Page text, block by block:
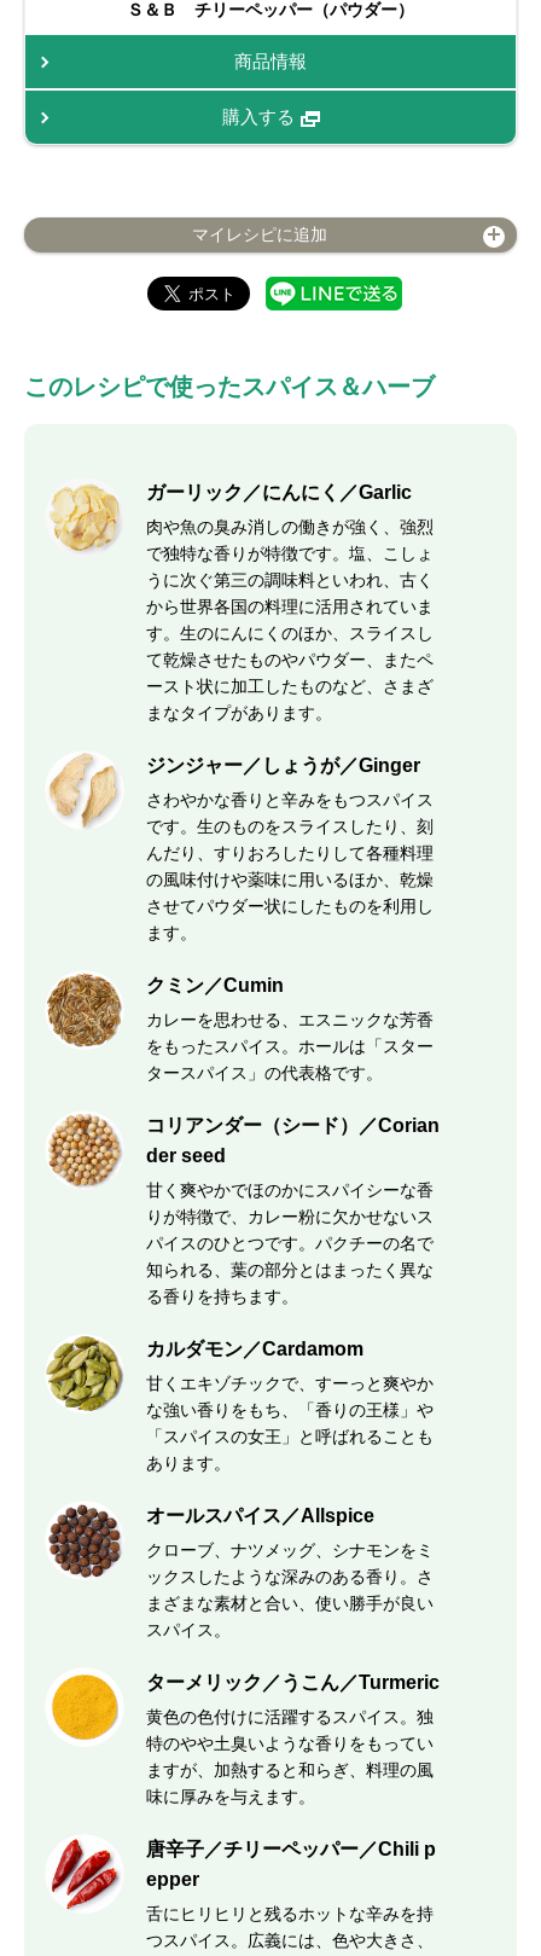
Ｓ＆Ｂ チリーペッパー（パウダー）
商品情報
購入する
マイレシピに追加
このレシピで使ったスパイス＆ハーブ
ガーリック／にんにく／Garlic
肉や魚の臭み消しの働きが強く、強烈
で独特な香りが特徴です。塩、こしょ
うに次ぐ第三の調味料といわれ、古く
から世界各国の料理に活用されていま
す。生のにんにくのほか、スライスし
て乾燥させたものやパウダー、またペ
ースト状に加工したものなど、さまざ
まなタイプがあります。
ジンジャー／しょうが／Ginger
さわやかな香りと辛みをもつスパイス
です。生のものをスライスしたり、刻
んだり、すりおろしたりして各種料理
の風味付けや薬味に用いるほか、乾燥
させてパウダー状にしたものを利用し
ます。
クミン／Cumin
カレーを思わせる、エスニックな芳香
をもったスパイス。ホールは「スター
タースパイス」の代表格です。
コリアンダー（シード）／Corian
der seed
甘く爽やかでほのかにスパイシーな香
りが特徴で、カレー粉に欠かせないス
パイスのひとつです。パクチーの名で
知られる、葉の部分とはまったく異な
る香りを持ちます。
カルダモン／Cardamom
甘くエキゾチックで、すーっと爽やか
な強い香りをもち、「香りの王様」や
「スパイスの女王」と呼ばれることも
あります。
オールスパイス／Allspice
クローブ、ナツメッグ、シナモンをミ
ックスしたような深みのある香り。さ
まざまな素材と合い、使い勝手が良い
スパイス。
ターメリック／うこん／Turmeric
黄色の色付けに活躍するスパイス。独
特のやや土臭いような香りをもってい
ますが、加熱すると和らぎ、料理の風
味に厚みを与えます。
唐辛子／チリーペッパー／Chili p
epper
舌にヒリヒリと残るホットな辛みを持
つスパイス。広義には、色や大きさ、